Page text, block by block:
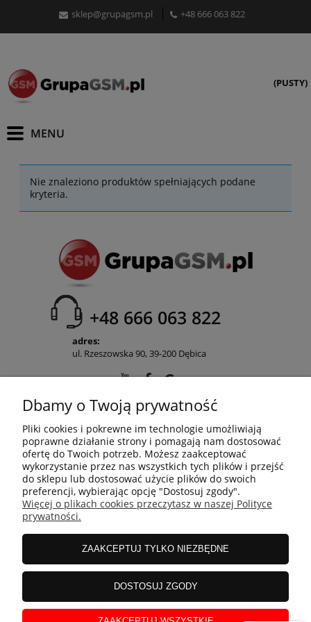
sklep@grupagsm.pl +48 666 063 822
(PUSTY)
Nie znaleziono produktów spełniających podane
kryteria.
+48 666 063 822
adres:
ul. Rzeszowska 90, 39-200 Dębica
POMOC
MOJE KONTO
INFORMACJE
O NAS
Dbamy o Twoją prywatność
Pliki cookies i pokrewne im technologie umożliwiają
poprawne działanie strony i pomagają nam dostosować
ofertę do Twoich potrzeb. Możesz zaakceptować
wykorzystanie przez nas wszystkich tych plików i przejść
do sklepu lub dostosować użycie plików do swoich
preferencji, wybierając opcję "Dostosuj zgody".
Więcej o plikach cookies przeczytasz w naszej Polityce
prywatności.
ZAAKCEPTUJ TYLKO NIEZBĘDNE
DOSTOSUJ ZGODY